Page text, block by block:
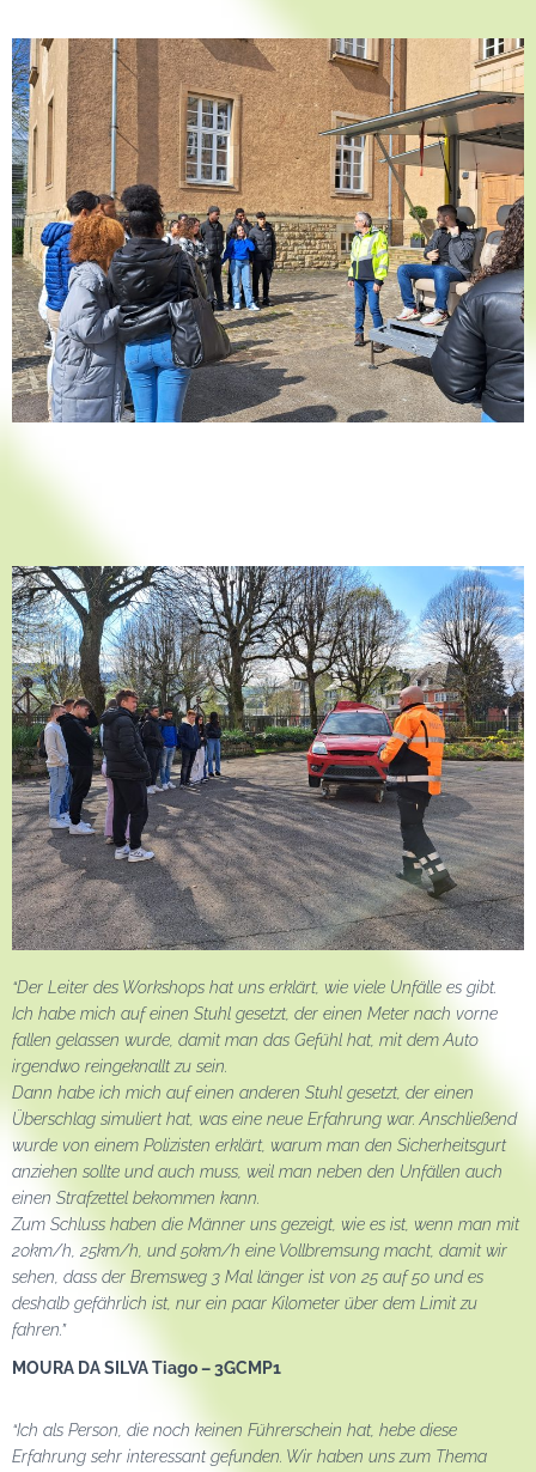
“Der Leiter des Workshops hat uns erklärt, wie viele Unfälle es gibt.
Ich habe mich auf einen Stuhl gesetzt, der einen Meter nach vorne
fallen gelassen wurde, damit man das Gefühl hat, mit dem Auto
irgendwo reingeknallt zu sein.
Dann habe ich mich auf einen anderen Stuhl gesetzt, der einen
Überschlag simuliert hat, was eine neue Erfahrung war. Anschließend
wurde von einem Polizisten erklärt, warum man den Sicherheitsgurt
anziehen sollte und auch muss, weil man neben den Unfällen auch
einen Strafzettel bekommen kann.
Zum Schluss haben die Männer uns gezeigt, wie es ist, wenn man mit
20km/h, 25km/h, und 50km/h eine Vollbremsung macht, damit wir
sehen, dass der Bremsweg 3 Mal länger ist von 25 auf 50 und es
deshalb gefährlich ist, nur ein paar Kilometer über dem Limit zu
fahren.”
MOURA DA SILVA Tiago – 3GCMP1
“Ich als Person, die noch keinen Führerschein hat, hebe diese
Erfahrung sehr interessant gefunden. Wir haben uns zum Thema